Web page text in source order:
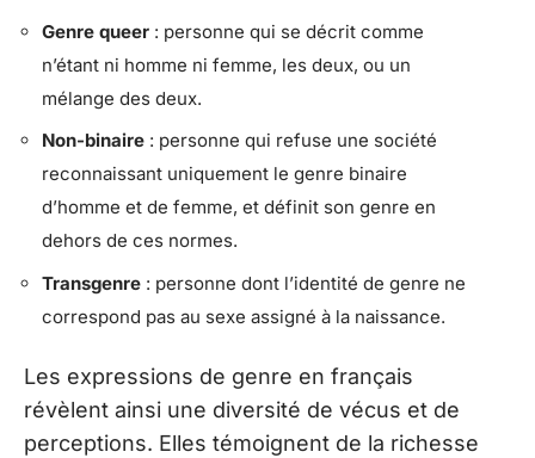
Genre queer : personne qui se décrit comme
n’étant ni homme ni femme, les deux, ou un
mélange des deux.
Non-binaire : personne qui refuse une société
reconnaissant uniquement le genre binaire
d’homme et de femme, et définit son genre en
dehors de ces normes.
Transgenre : personne dont l’identité de genre ne
correspond pas au sexe assigné à la naissance.
Les expressions de genre en français
révèlent ainsi une diversité de vécus et de
perceptions. Elles témoignent de la richesse